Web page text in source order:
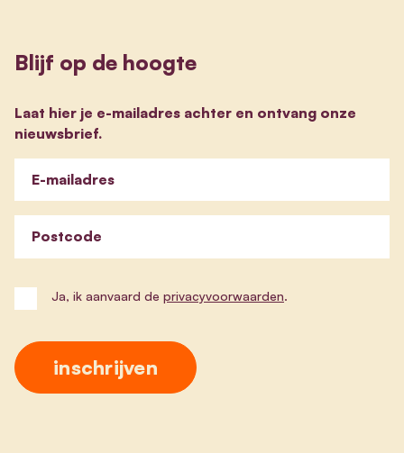
Blijf op de hoogte
Laat hier je e-mailadres achter en ontvang onze
nieuwsbrief.
E-mailadres
Postcode
Ja, ik aanvaard de privacyvoorwaarden.